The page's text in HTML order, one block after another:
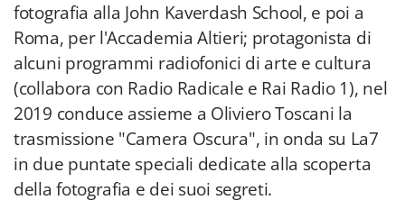
fotografia alla John Kaverdash School, e poi a
Roma, per l'Accademia Altieri; protagonista di
alcuni programmi radiofonici di arte e cultura
(collabora con Radio Radicale e Rai Radio 1), nel
2019 conduce assieme a Oliviero Toscani la
trasmissione "Camera Oscura", in onda su La7
in due puntate speciali dedicate alla scoperta
della fotografia e dei suoi segreti.